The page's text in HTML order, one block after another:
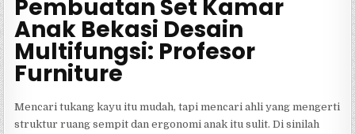
Pembuatan Set Kamar
Anak Bekasi Desain
Multifungsi: Profesor
Furniture
Mencari tukang kayu itu mudah, tapi mencari ahli yang mengerti
struktur ruang sempit dan ergonomi anak itu sulit. Di sinilah